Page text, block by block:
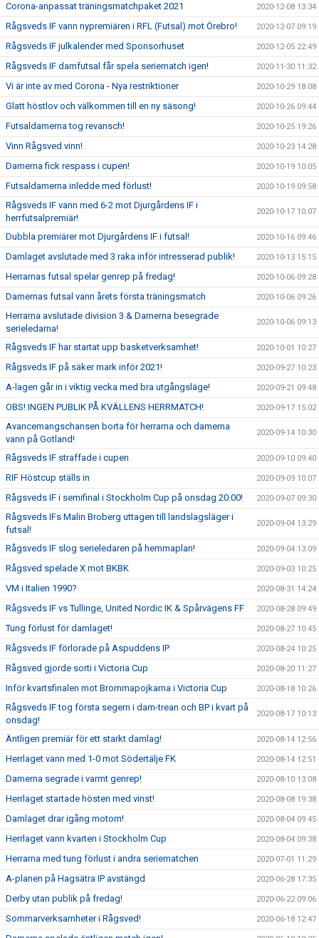
Corona-anpassat träningsmatchpaket 2021 2020-12-08 13:34
Rågsveds IF vann nypremiären i RFL (Futsal) mot Örebro! 2020-12-07 09:19
Rågsveds IF julkalender med Sponsorhuset 2020-12-05 22:49
Rågsveds IF damfutsal får spela seriematch igen! 2020-11-30 11:32
Vi är inte av med Corona - Nya restriktioner 2020-10-29 18:08
Glatt höstlov och välkommen till en ny säsong! 2020-10-26 09:44
Futsaldamerna tog revansch! 2020-10-25 19:26
Vinn Rågsved vinn! 2020-10-23 14:28
Damerna fick respass i cupen! 2020-10-19 10:05
Futsaldamerna inledde med förlust! 2020-10-19 09:58
Rågsveds IF vann med 6-2 mot Djurgårdens IF i
herrfutsalpremiär!
2020-10-17 10:07
Dubbla premiärer mot Djurgårdens IF i futsal! 2020-10-16 09:46
Damlaget avslutade med 3 raka inför intresserad publik! 2020-10-13 15:15
Herrarnas futsal spelar genrep på fredag! 2020-10-06 09:28
Damernas futsal vann årets första träningsmatch 2020-10-06 09:26
Herrarna avslutade division 3 & Damerna besegrade
serieledarna!
2020-10-06 09:13
Rågsveds IF har startat upp basketverksamhet! 2020-10-01 10:27
Rågsveds IF på säker mark inför 2021! 2020-09-27 10:23
A-lagen går in i viktig vecka med bra utgångsläge! 2020-09-21 09:48
OBS! INGEN PUBLIK PÅ KVÄLLENS HERRMATCH! 2020-09-17 15:02
Avancemangschansen borta för herrarna och damerna
vann på Gotland!
2020-09-14 10:30
Rågsveds IF straffade i cupen 2020-09-10 09:40
RIF Höstcup ställs in 2020-09-09 10:07
Rågsveds IF i semifinal i Stockholm Cup på onsdag 20.00! 2020-09-07 09:30
Rågsveds IFs Malin Broberg uttagen till landslagsläger i
futsal!
2020-09-04 13:29
Rågsveds IF slog serieledaren på hemmaplan! 2020-09-04 13:09
Rågsved spelade X mot BKBK 2020-09-03 10:25
VM i Italien 1990? 2020-08-31 14:24
Rågsveds IF vs Tullinge, United Nordic IK & Spårvägens FF 2020-08-28 09:49
Tung förlust för damlaget! 2020-08-27 10:45
Rågsveds IF förlorade på Aspuddens IP 2020-08-24 10:25
Rågsved gjorde sorti i Victoria Cup 2020-08-20 11:27
Inför kvartsfinalen mot Brommapojkarna i Victoria Cup 2020-08-18 10:26
Rågsveds IF tog första segern i dam-trean och BP i kvart på
onsdag!
2020-08-17 10:13
Äntligen premiär för ett starkt damlag! 2020-08-14 12:56
Herrlaget vann med 1-0 mot Södertälje FK 2020-08-14 12:51
Damerna segrade i varmt genrep! 2020-08-10 13:08
Herrlaget startade hösten med vinst! 2020-08-08 19:38
Damlaget drar igång motorn! 2020-08-04 09:45
Herrlaget vann kvarten i Stockholm Cup 2020-08-04 09:38
Herrarna med tung förlust i andra seriematchen 2020-07-01 11:29
A-planen på Hagsätra IP avstängd 2020-06-28 17:35
Derby utan publik på fredag! 2020-06-22 09:06
Sommarverksamheter i Rågsved! 2020-06-18 12:47